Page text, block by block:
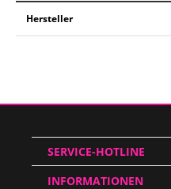
Hersteller
SERVICE-HOTLINE
INFORMATIONEN